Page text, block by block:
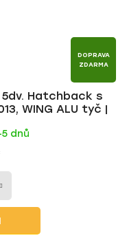
DOPRAVA
ZDARMA
Hatchback s
WING ALU tyč |
dnů